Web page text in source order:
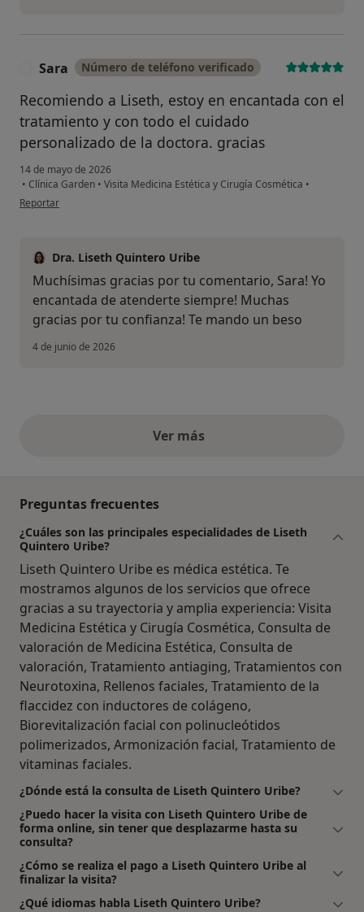
Sara Número de teléfono verificado
Recomiendo a Liseth, estoy en encantada con el
tratamiento y con todo el cuidado
personalizado de la doctora. gracias
14 de mayo de 2026
• Clínica Garden • Visita Medicina Estética y Cirugía Cosmética •
en opinión del usuario Sara
Reportar
Dra. Liseth Quintero Uribe
Muchísimas gracias por tu comentario, Sara! Yo
encantada de atenderte siempre! Muchas
gracias por tu confianza! Te mando un beso
4 de junio de 2026
Ver másopiniones anteriores
Preguntas frecuentes
¿Cuáles son las principales especialidades de Liseth
Quintero Uribe?
Liseth Quintero Uribe es médica estética. Te
mostramos algunos de los servicios que ofrece
gracias a su trayectoria y amplia experiencia: Visita
Medicina Estética y Cirugía Cosmética, Consulta de
valoración de Medicina Estética, Consulta de
valoración, Tratamiento antiaging, Tratamientos con
Neurotoxina, Rellenos faciales, Tratamiento de la
flaccidez con inductores de colágeno,
Biorevitalización facial con polinucleótidos
polimerizados, Armonización facial, Tratamiento de
vitaminas faciales.
¿Dónde está la consulta de Liseth Quintero Uribe?
¿Puedo hacer la visita con Liseth Quintero Uribe de
forma online, sin tener que desplazarme hasta su
consulta?
¿Cómo se realiza el pago a Liseth Quintero Uribe al
finalizar la visita?
¿Qué idiomas habla Liseth Quintero Uribe?